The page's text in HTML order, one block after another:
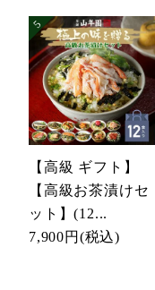
【高級 ギフト】
【高級お茶漬けセ
ット】(12...
7,900円 (税込)